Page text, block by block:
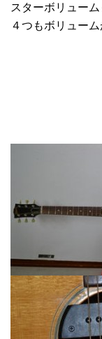
スターボリュー
４つもボリューム